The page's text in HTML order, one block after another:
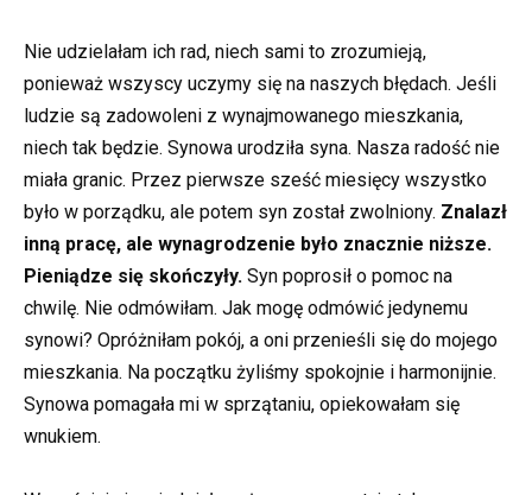
Nie udzielałam ich rad, niech sami to zrozumieją,
ponieważ wszyscy uczymy się na naszych błędach. Jeśli
ludzie są zadowoleni z wynajmowanego mieszkania,
niech tak będzie. Synowa urodziła syna. Nasza radość nie
miała granic. Przez pierwsze sześć miesięcy wszystko
było w porządku, ale potem syn został zwolniony. Znalazł
inną pracę, ale wynagrodzenie było znacznie niższe.
Pieniądze się skończyły. Syn poprosił o pomoc na
chwilę. Nie odmówiłam. Jak mogę odmówić jedynemu
synowi? Opróżniłam pokój, a oni przenieśli się do mojego
mieszkania. Na początku żyliśmy spokojnie i harmonijnie.
Synowa pomagała mi w sprzątaniu, opiekowałam się
wnukiem.